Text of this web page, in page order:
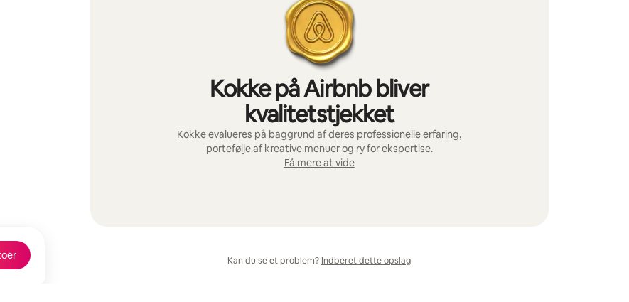
Kokke på Airbnb bliver
kvalitetstjekket
Kokke evalueres på baggrund af deres professionelle erfaring,
portefølje af kreative menuer og ry for ekspertise.
Få mere at vide
Kan du se et problem? Indberet dette opslag